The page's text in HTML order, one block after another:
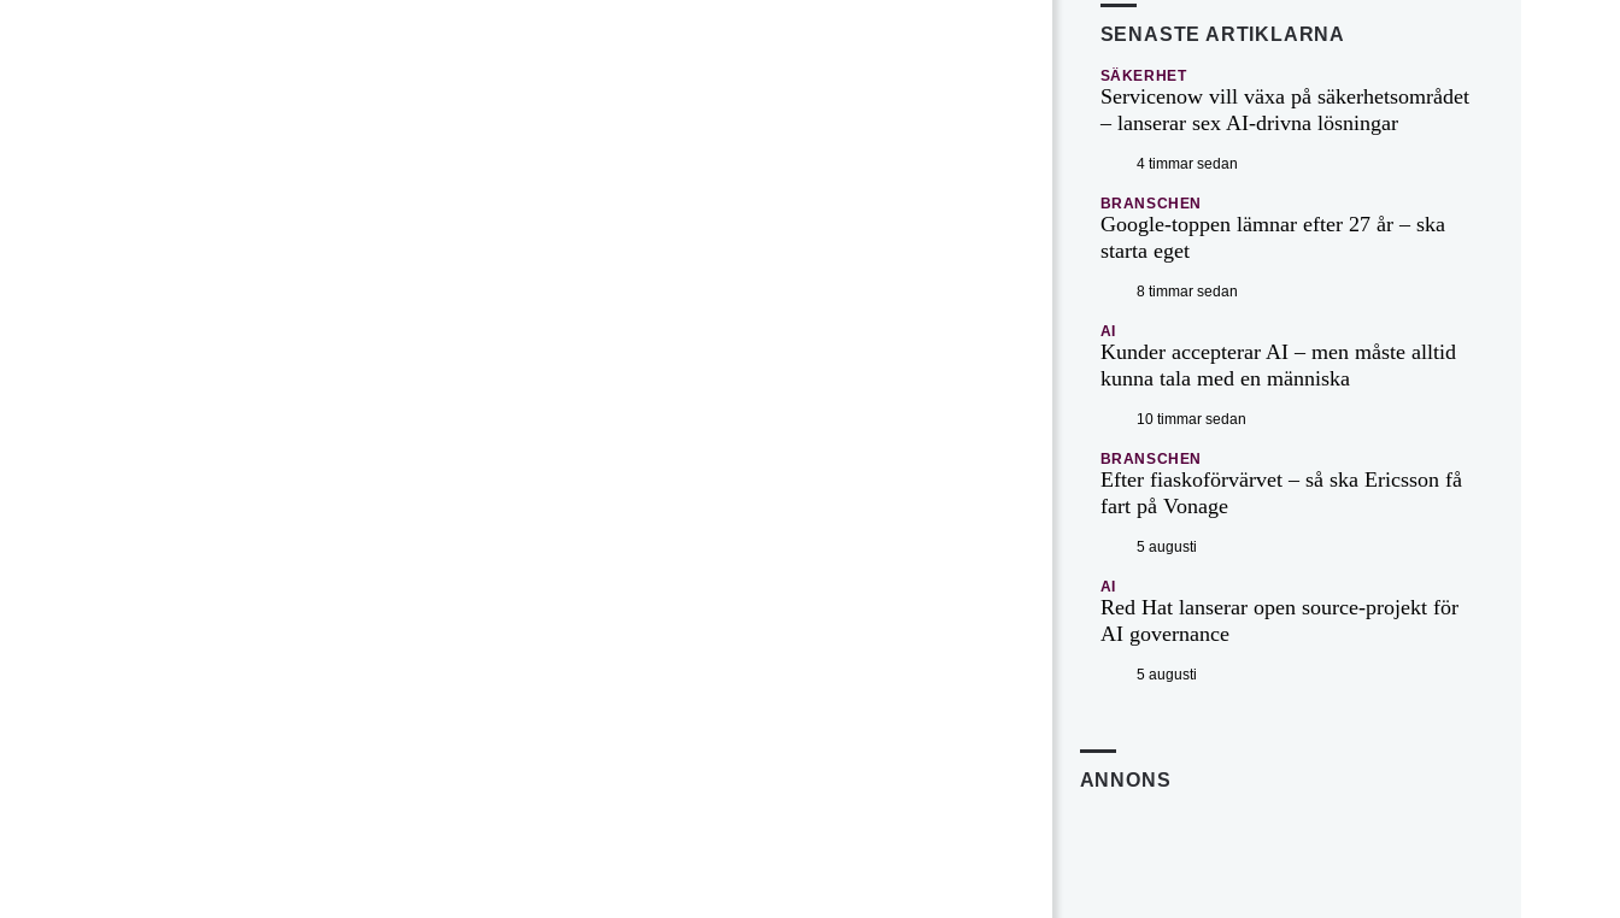
SENASTE ARTIKLARNA
SÄKERHET
Servicenow vill växa på säkerhetsområdet
– lanserar sex AI-drivna lösningar
4 timmar sedan
BRANSCHEN
Google-toppen lämnar efter 27 år – ska
starta eget
8 timmar sedan
AI
Kunder accepterar AI – men måste alltid
kunna tala med en människa
10 timmar sedan
BRANSCHEN
Efter fiaskoförvärvet – så ska Ericsson få
fart på Vonage
5 augusti
AI
Red Hat lanserar open source-projekt för
AI governance
5 augusti
ANNONS